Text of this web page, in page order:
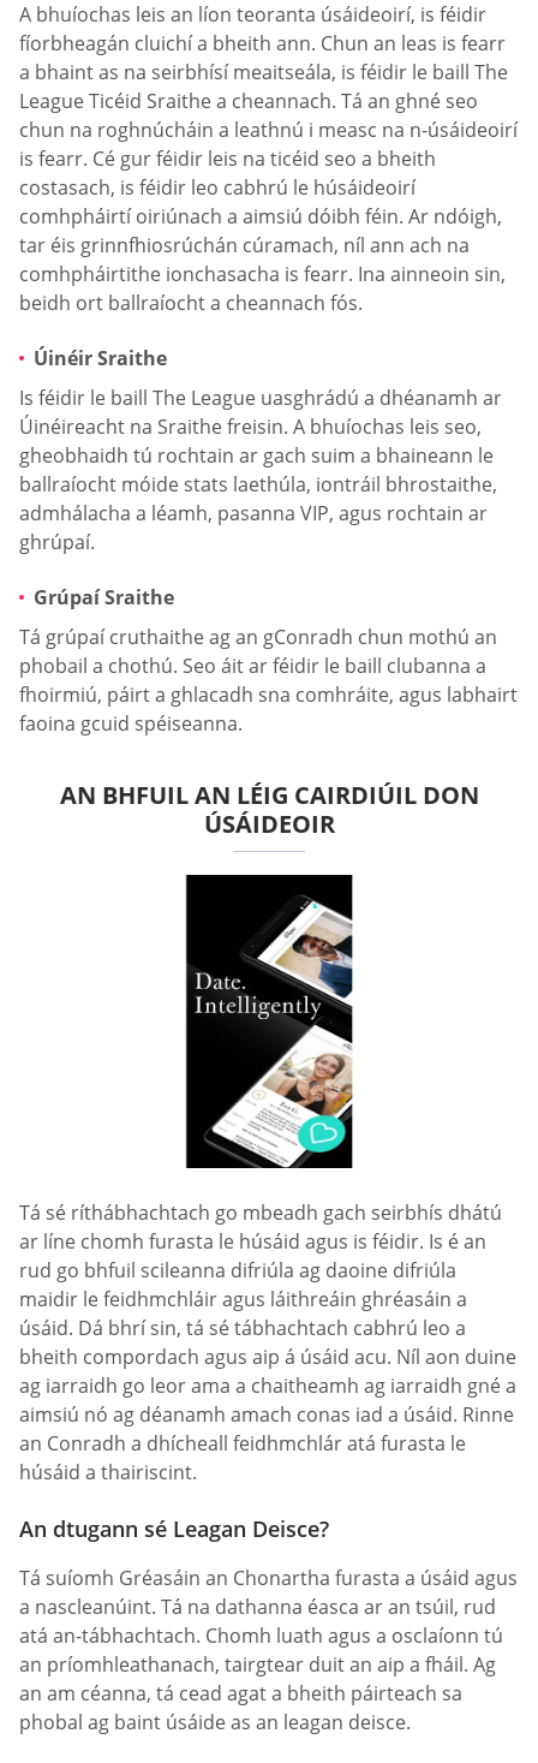
A bhuíochas leis an líon teoranta úsáideoirí, is féidir
fíorbheagán cluichí a bheith ann. Chun an leas is fearr
a bhaint as na seirbhísí meaitseála, is féidir le baill The
League Ticéid Sraithe a cheannach. Tá an ghné seo
chun na roghnúcháin a leathnú i measc na n-úsáideoirí
is fearr. Cé gur féidir leis na ticéid seo a bheith
costasach, is féidir leo cabhrú le húsáideoirí
comhpháirtí oiriúnach a aimsiú dóibh féin. Ar ndóigh,
tar éis grinnfhiosrúchán cúramach, níl ann ach na
comhpháirtithe ionchasacha is fearr. Ina ainneoin sin,
beidh ort ballraíocht a cheannach fós.
Úinéir Sraithe
Is féidir le baill The League uasghrádú a dhéanamh ar
Úinéireacht na Sraithe freisin. A bhuíochas leis seo,
gheobhaidh tú rochtain ar gach suim a bhaineann le
ballraíocht móide stats laethúla, iontráil bhrostaithe,
admhálacha a léamh, pasanna VIP, agus rochtain ar
ghrúpaí.
Grúpaí Sraithe
Tá grúpaí cruthaithe ag an gConradh chun mothú an
phobail a chothú. Seo áit ar féidir le baill clubanna a
fhoirmiú, páirt a ghlacadh sna comhráite, agus labhairt
faoina gcuid spéiseanna.
AN BHFUIL AN LÉIG CAIRDIÚIL DON
ÚSÁIDEOIR
Tá sé ríthábhachtach go mbeadh gach seirbhís dhátú
ar líne chomh furasta le húsáid agus is féidir. Is é an
rud go bhfuil scileanna difriúla ag daoine difriúla
maidir le feidhmchláir agus láithreáin ghréasáin a
úsáid. Dá bhrí sin, tá sé tábhachtach cabhrú leo a
bheith compordach agus aip á úsáid acu. Níl aon duine
ag iarraidh go leor ama a chaitheamh ag iarraidh gné a
aimsiú nó ag déanamh amach conas iad a úsáid. Rinne
an Conradh a dhícheall feidhmchlár atá furasta le
húsáid a thairiscint.
An dtugann sé Leagan Deisce?
Tá suíomh Gréasáin an Chonartha furasta a úsáid agus
a nascleanúint. Tá na dathanna éasca ar an tsúil, rud
atá an-tábhachtach. Chomh luath agus a osclaíonn tú
an príomhleathanach, tairgtear duit an aip a fháil. Ag
an am céanna, tá cead agat a bheith páirteach sa
phobal ag baint úsáide as an leagan deisce.